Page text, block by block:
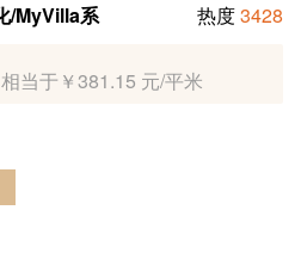
/MyVilla系
热度3428
相当于￥381.15 元/平米